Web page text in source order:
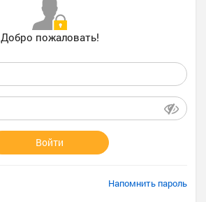
Добро пожаловать!
Войти
Напомнить пароль